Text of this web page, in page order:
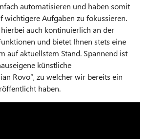
automatisieren und haben somit
wichtigere Aufgaben zu fokussieren.
auch kontinuierlich an der
und bietet Ihnen stets eine
auf aktuellstem Stand. Spannend ist
künstliche
Rovo“, zu welcher wir bereits ein
haben.